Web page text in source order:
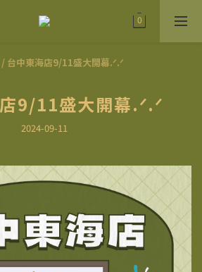
/ 台中東海店9/11盛大開幕.ᐟ.ᐟ
9/11盛大開幕.ᐟ.ᐟ
2024-09-11